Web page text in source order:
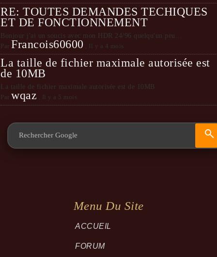
RE: TOUTES DEMANDES TECHIQUES
ET DE FONCTIONNEMENT
Bonjour j'ai un soucis avec mon HDR 24/96 quelqu'un peu...
Par Francois60600 Il y a 4 mois
La taille de fichier maximale autorisée est
de 10MB
La taille de fichier maximale autorisée est de 10MB
Par wqaz Il y a 5 mois
Menu Du Site
ACCUEIL
FORUM